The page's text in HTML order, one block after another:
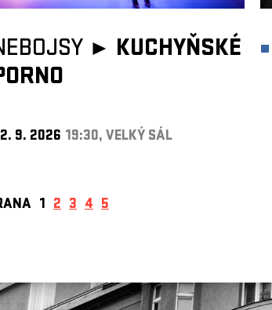
► KUCHYŇSKÉ
9. 2026 19:30, VELKÝ SÁL
1 2 3 4 5